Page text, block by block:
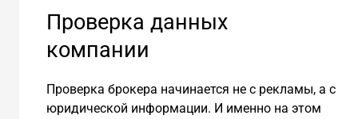
Проверка данных
компании
Проверка брокера начинается не с рекламы, а с
юридической информации. И именно на этом